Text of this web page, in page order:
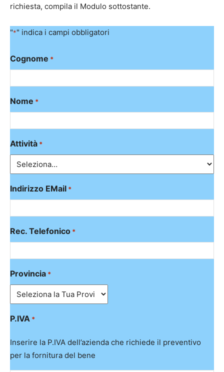
richiesta, compila il Modulo sottostante.
"*" indica i campi obbligatori
Cognome *
Nome *
Attività *
Indirizzo EMail *
Rec. Telefonico *
Provincia *
P.IVA *
Inserire la P.IVA dell’azienda che richiede il preventivo
per la fornitura del bene